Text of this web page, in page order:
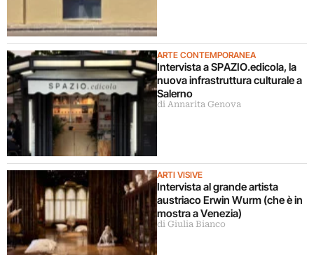
ARTE CONTEMPORANEA
Intervista a SPAZIO.edicola, la
nuova infrastruttura culturale a
Salerno
di Annarita Genova
ARTI VISIVE
Intervista al grande artista
austriaco Erwin Wurm (che è in
mostra a Venezia)
di Giulia Bianco